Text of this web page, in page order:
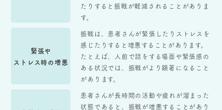
たりすると振戦が軽減されることがありま
す。
緊張や
ストレス時の増悪
振戦は、患者さんが緊張したりストレスを
感じたりすると増悪することがあります。
たとえば、人前で話をする場面や緊張感の
ある状況では、振戦がより顕著になること
があります。
患者さんが長時間の活動や疲れが溜まった
状態であると、振戦が増悪することがあり